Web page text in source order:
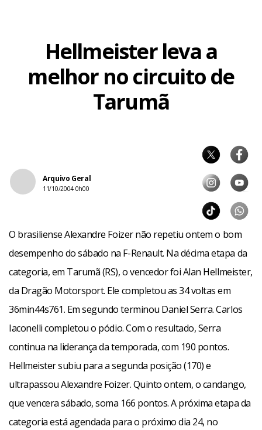
Hellmeister leva a
melhor no circuito de
Tarumã
Arquivo Geral
11/10/2004 0h00
O brasiliense Alexandre Foizer não repetiu ontem o bom
desempenho do sábado na F-Renault. Na décima etapa da
categoria, em Tarumã (RS), o vencedor foi Alan Hellmeister,
da Dragão Motorsport. Ele completou as 34 voltas em
36min44s761. Em segundo terminou Daniel Serra. Carlos
Iaconelli completou o pódio. Com o resultado, Serra
continua na liderança da temporada, com 190 pontos.
Hellmeister subiu para a segunda posição (170) e
ultrapassou Alexandre Foizer. Quinto ontem, o candango,
que vencera sábado, soma 166 pontos. A próxima etapa da
categoria está agendada para o próximo dia 24, no